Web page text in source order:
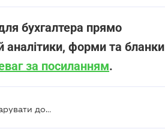
бухгалтера прямо
аналітики, форми та бланки
за посиланням.
Українським біженцям за кордоном доведеться декларувати доходи за 2022 рік – який алгоритм